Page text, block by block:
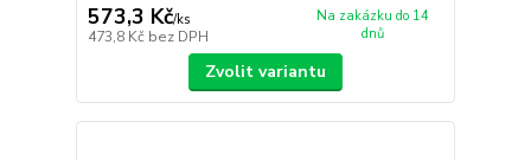
573,3 Kč/ks
473,8 Kč bez DPH
Na zakázku do 14
dnů
Zvolit variantu